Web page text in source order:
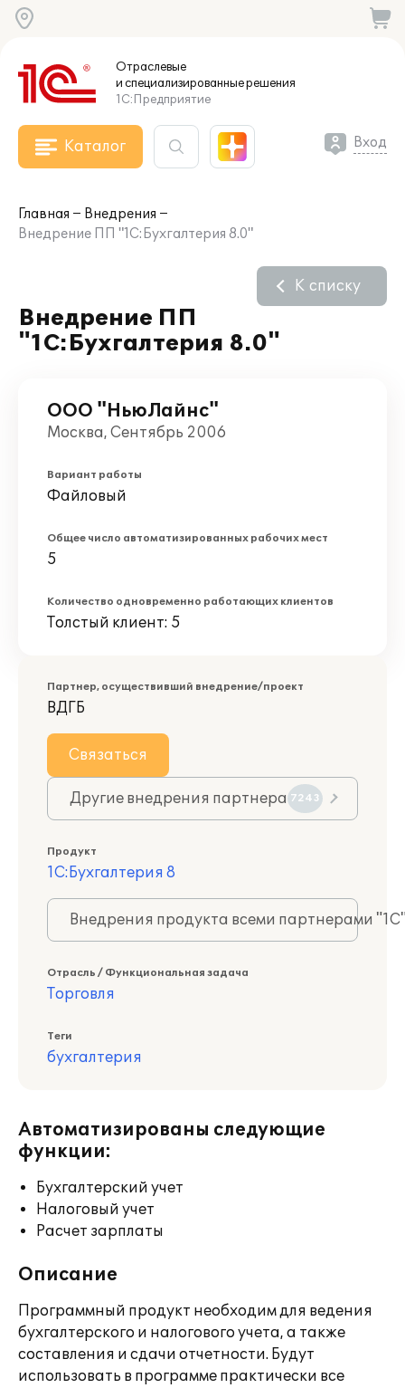
Отраслевые
и специализированныерешения
1С:Предприятие
Каталог Вход
Главная
Внедрения
Внедрение ПП "1С:Бухгалтерия 8.0"
Внедрение ПП
"1С:Бухгалтерия 8.0"
К списку
ООО "НьюЛайнс"
Москва, Сентябрь 2006
Вариант работы
Файловый
Общее число автоматизированных рабочих мест
5
Количество одновременно работающих клиентов
Толстый клиент: 5
Партнер, осуществивший внедрение/проект
ВДГБ
Связаться
Другие внедрения партнера 7243
Продукт
1С:Бухгалтерия 8
Внедрения продукта всеми партнерами
Отрасль / Функциональная задача
Торговля
Теги
бухгалтерия
Автоматизированы следующие
функции:
Бухгалтерский учет
Налоговый учет
Расчет зарплаты
Описание
Программный продукт необходим для ведения
бухгалтерского и налогового учета, а также
составления и сдачи отчетности. Будут
использовать в программе практически все